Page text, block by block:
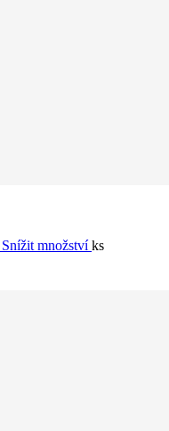
Snížit množstvíks